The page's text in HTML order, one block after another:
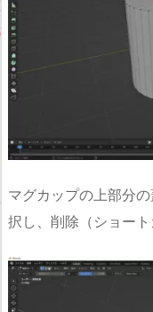
マグカップの上部分
択し、削除（ショート